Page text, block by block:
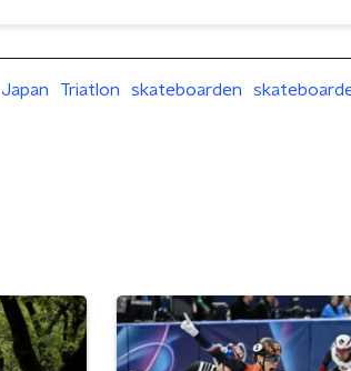
Japan Triatlon skateboarden